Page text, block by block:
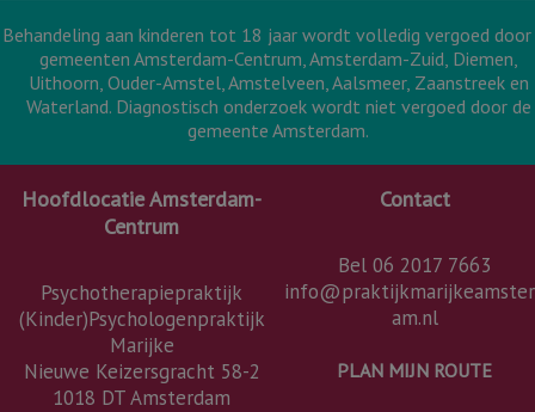
Behandeling aan kinderen tot 18 jaar wordt volledig vergoed door
gemeenten Amsterdam-Centrum, Amsterdam-Zuid, Diemen,
Uithoorn, Ouder-Amstel, Amstelveen, Aalsmeer, Zaanstreek en
Waterland. Diagnostisch onderzoek wordt niet vergoed door de
gemeente Amsterdam.
Hoofdlocatie Amsterdam-
Centrum
Psychotherapiepraktijk
(Kinder)Psychologenpraktijk
Marijke
Nieuwe Keizersgracht 58-2
1018 DT Amsterdam
Contact
Bel 06 2017 7663
am.nl
PLAN MIJN ROUTE